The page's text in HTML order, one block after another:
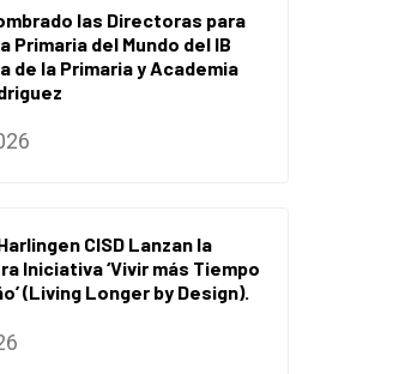
las Directoras para
Primaria del Mundo del IB
de la Primaria y Academia
CISD Lanzan la
Iniciativa ‘Vivir más Tiempo
(Living Longer by Design).